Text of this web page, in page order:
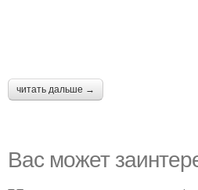
читать дальше →
Вас может